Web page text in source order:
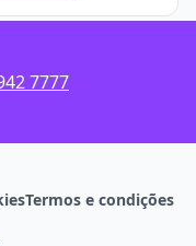
7777
Termos e condições